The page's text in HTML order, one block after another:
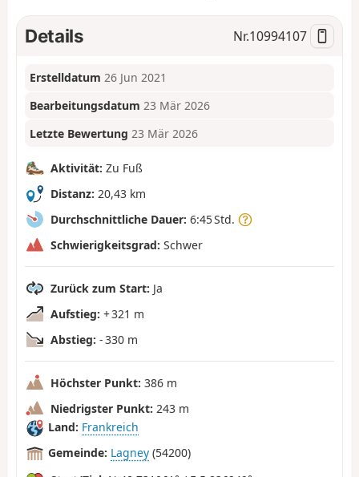
Details Nr.10994107
Erstelldatum 26 Jun 2021
Bearbeitungsdatum 23 Mär 2026
Letzte Bewertung 23 Mär 2026
Aktivität: Zu Fuß
Distanz: 20,43 km
Durchschnittliche Dauer: 6:45 Std.
Schwierigkeitsgrad: Schwer
Zurück zum Start: Ja
Aufstieg: + 321 m
Abstieg: - 330 m
Höchster Punkt: 386 m
Niedrigster Punkt: 243 m
Land: Frankreich
Gemeinde: Lagney (54200)